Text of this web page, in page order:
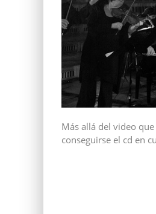
Más allá del video
conseguirse el cd en